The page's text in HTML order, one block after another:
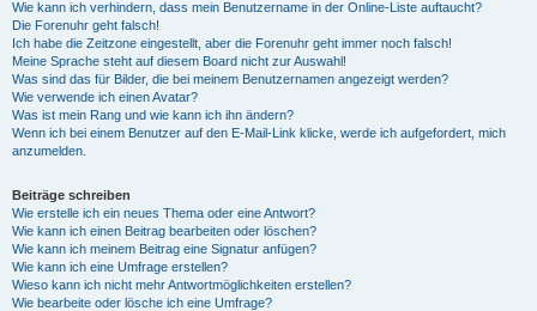
Wie kann ich verhindern, dass mein Benutzername in der Online-Liste auftaucht?
Die Forenuhr geht falsch!
Ich habe die Zeitzone eingestellt, aber die Forenuhr geht immer noch falsch!
Meine Sprache steht auf diesem Board nicht zur Auswahl!
Was sind das für Bilder, die bei meinem Benutzernamen angezeigt werden?
Wie verwende ich einen Avatar?
Was ist mein Rang und wie kann ich ihn ändern?
Wenn ich bei einem Benutzer auf den E-Mail-Link klicke, werde ich aufgefordert, mich
anzumelden.
Beiträge schreiben
Wie erstelle ich ein neues Thema oder eine Antwort?
Wie kann ich einen Beitrag bearbeiten oder löschen?
Wie kann ich meinem Beitrag eine Signatur anfügen?
Wie kann ich eine Umfrage erstellen?
Wieso kann ich nicht mehr Antwortmöglichkeiten erstellen?
Wie bearbeite oder lösche ich eine Umfrage?